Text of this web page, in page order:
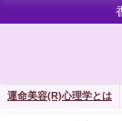
運命美容(R)心理学とは